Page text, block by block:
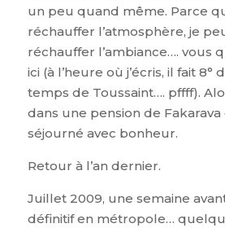
un peu quand même. Parce
réchauffer l’atmosphère, je
réchauffer l’ambiance…. vous
ici (à l’heure où j’écris, il fait 8°
temps de Toussaint…. pffff).
dans une pension de Fakarava
séjourné avec bonheur.
Retour à l’an dernier.
Juillet 2009, une semaine
définitif en métropole…